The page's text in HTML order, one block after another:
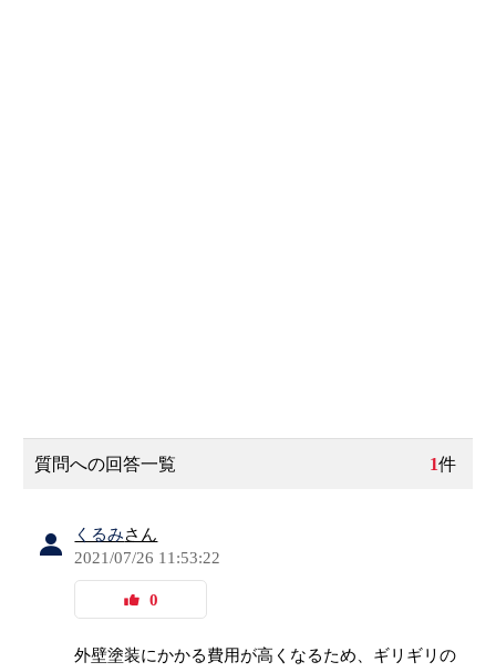
質問への回答一覧 1件
くるみさん
2021/07/26 11:53:22
0
外壁塗装にかかる費用が高くなるため、ギリギリの